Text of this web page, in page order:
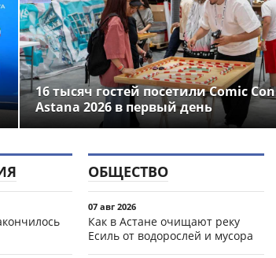
16 тысяч гостей посетили Comic Con
Astana 2026 в первый день
ОБЩЕСТВО
07 авг 2026
Как в Астане очищают реку
Есиль от водорослей и мусора